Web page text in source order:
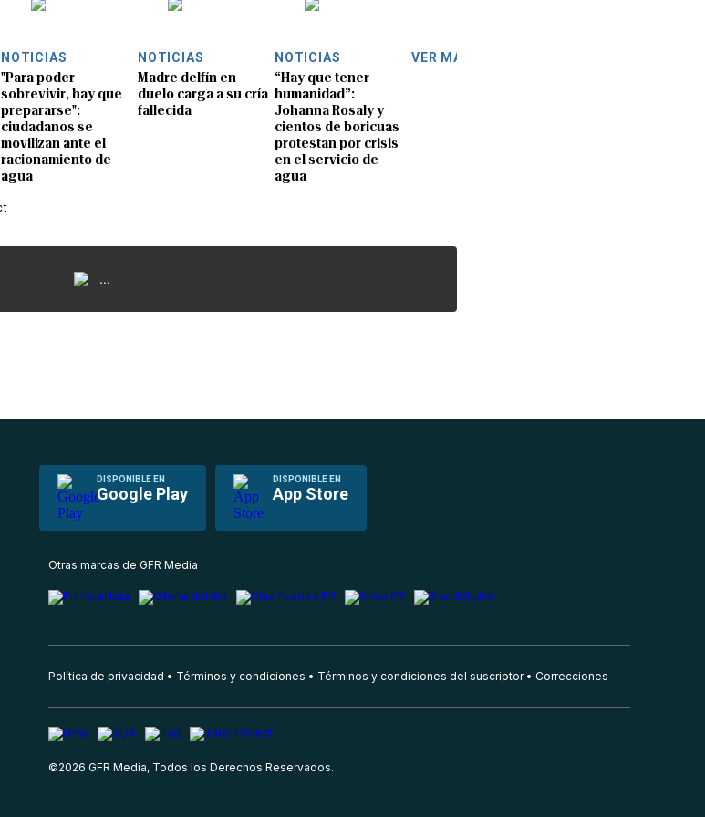
NOTICIAS
"Para poder
sobrevivir, hay que
prepararse":
ciudadanos se
movilizan ante el
racionamiento de
agua
NOTICIAS
Madre delfín en
duelo carga a su cría
fallecida
NOTICIAS
“Hay que tener
humanidad”:
Johanna Rosaly y
cientos de boricuas
protestan por crisis
en el servicio de
agua
VER MÁS
...
DISPONIBLE EN
Google Play
DISPONIBLE EN
App Store
Otras marcas de GFR Media
Política de privacidad Términos y condiciones Términos y condiciones del suscriptor Correcciones
©2026 GFR Media, Todos los Derechos Reservados.